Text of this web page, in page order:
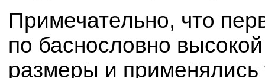
Примечательно, что
по баснословно
размеры и применялись